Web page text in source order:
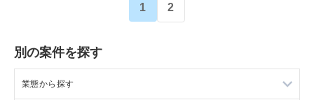
1 2
別の案件を探す
業態から探す